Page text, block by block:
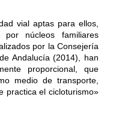
vial aptas para ellos,
núcleos familiares
por la Consejería
Andalucía (2014), han
proporcional, que
medio de transporte,
practica el cicloturismo»